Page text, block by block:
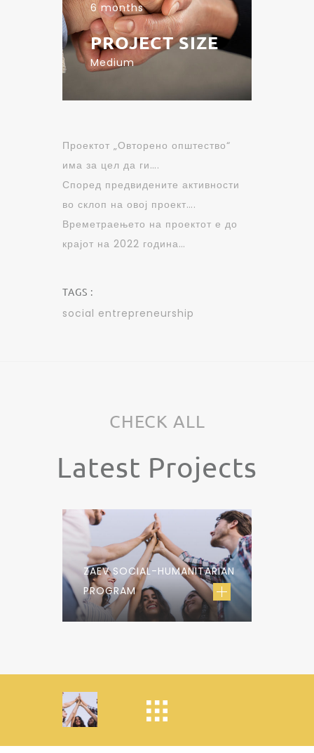
6 months
PROJECT SIZE
Medium
Проектот „Овторено општество“
има за цел да ги….
Според предвидените активности
во склоп на овој проект….
Времетраењето на проектот е до
крајот на 2022 година…
TAGS :
social entrepreneurship
CHECK ALL
Latest Projects
ZAEV SOCIAL-HUMANITARIAN
PROGRAM